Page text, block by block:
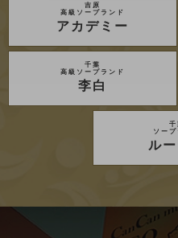
吉原
高級ソープランド
アカデミー
千葉
高級ソープランド
李白
千
ソープ
ル